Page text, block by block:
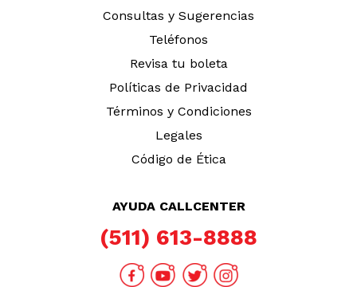
Consultas y Sugerencias
Teléfonos
Revisa tu boleta
Políticas de Privacidad
Términos y Condiciones
Legales
Código de Ética
AYUDA CALLCENTER
(511) 613-8888